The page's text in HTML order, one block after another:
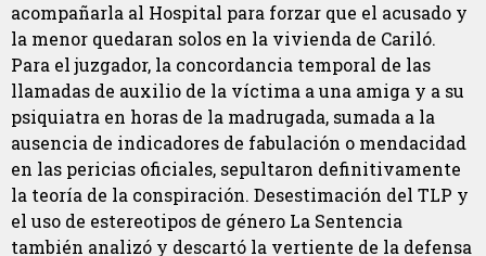
acompañarla al Hospital para forzar que el acusado y
la menor quedaran solos en la vivienda de Cariló.
Para el juzgador, la concordancia temporal de las
llamadas de auxilio de la víctima a una amiga y a su
psiquiatra en horas de la madrugada, sumada a la
ausencia de indicadores de fabulación o mendacidad
en las pericias oficiales, sepultaron definitivamente
la teoría de la conspiración. Desestimación del TLP y
el uso de estereotipos de género La Sentencia
también analizó y descartó la vertiente de la defensa